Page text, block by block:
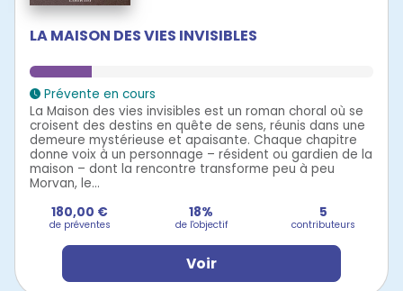
LA MAISON DES VIES INVISIBLES
Prévente en cours
La Maison des vies invisibles est un roman choral où se
croisent des destins en quête de sens, réunis dans une
demeure mystérieuse et apaisante. Chaque chapitre
donne voix à un personnage – résident ou gardien de la
maison – dont la rencontre transforme peu à peu
Morvan, le...
180,00 €
de préventes
18%
de l'objectif
5
contributeurs
Voir